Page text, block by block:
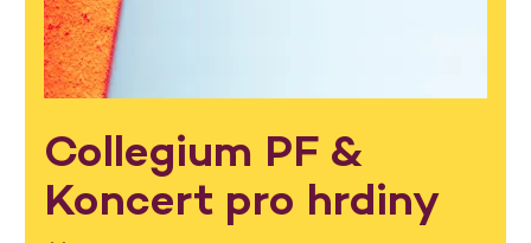
Collegium PF &
Koncert pro hrdiny